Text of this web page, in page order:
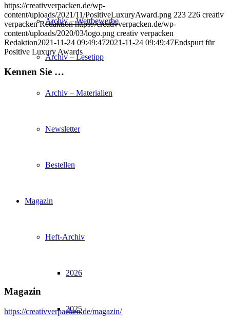
Archiv – Wettbewerbe
Archiv – Lesetipp
Archiv – Materialien
Newsletter
Bestellen
Magazin
Heft-Archiv
2026
2025
https://creativverpacken.de/wp-
content/uploads/2021/11/PositiveLuxuryAward.png 223 226 creativ
verpacken Redaktion https://creativverpacken.de/wp-
content/uploads/2020/03/logo.png creativ verpacken
Redaktion2021-11-24 09:49:472021-11-24 09:49:47Endspurt für
Positive Luxury Awards
Kennen Sie …
Magazin
https://creativverpacken.de/magazin/